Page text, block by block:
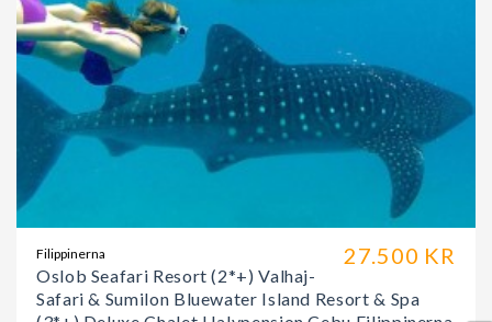
27.500 KR
Filippinerna
Oslob Seafari Resort (2*+) Valhaj-
Safari & Sumilon Bluewater Island Resort & Spa